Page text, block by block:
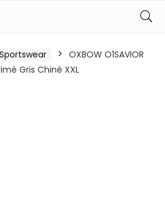
Sportswear
OXBOW O1SAVIOR
Gris Chiné XXL